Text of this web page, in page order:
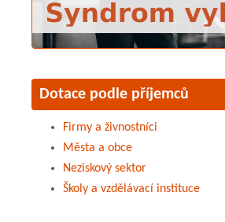
Dotace podle příjemců
Firmy a živnostníci
Města a obce
Neziskový sektor
Školy a vzdělávací instituce